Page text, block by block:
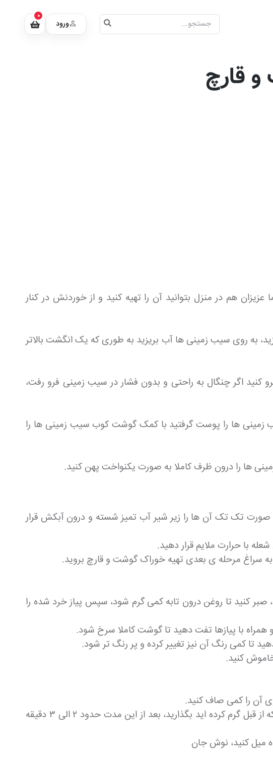
ورود
0
قارچ
هم در منزل بتوانید آن را تهیه کنید و از خوردنش در کنار
به روی سیب زمینی ها آب بریزید به طوری که یک انگشت بالاتر
کنید اگر چنگال به راحتی و بدون فشار در سیب زمینی فرو رفت،
ها را پوست گرفتید با کمک گوشت کوب سیب زمینی ها را
ها را درون ظرف کاملا به صورت یکنواخت پهن کنید.
صورت تک تک آن ها را زیر شیر آب تمیز شسته و درون آبکش قرار
با حرارت ملایم قرار دهید.
سراغ مرحله ی بعدی تهیه خوراک گوشت و قارچ بروید.
صبر کنید تا روغن درون تابه کمی گرم شود، سپس پیاز خرد شده را
همراه با پیازها تفت دهید تا گوشت کاملا سرخ شود.
تا کمی رنگ آن نیز تغییر کرده و پر رنگ تر شود.
خاموش کنید.
آن را کمی صاف کنید.
بر روی مایه ی گوشت و قارچ خود مقداری پنیر موزارلا بپاشید، سپس ظرف را حدود ۲۰ دقیقه درون فر که از قبل گرم کرده اید بگذارید، بعد از این مدت حدود ۲ الی ۳ دقیقه
میل کنید، نوش جان